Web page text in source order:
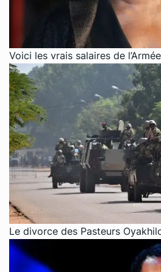
Voici les vrais salaires de
Le divorce des Pasteurs